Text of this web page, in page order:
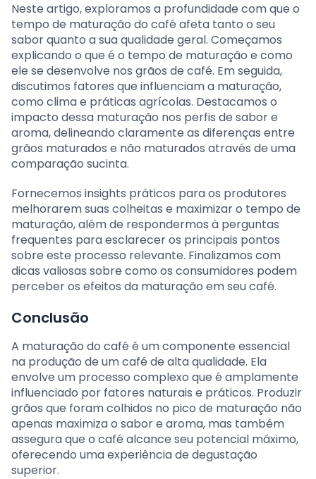
Neste artigo, exploramos a profundidade com que o
tempo de maturação do café afeta tanto o seu
sabor quanto a sua qualidade geral. Começamos
explicando o que é o tempo de maturação e como
ele se desenvolve nos grãos de café. Em seguida,
discutimos fatores que influenciam a maturação,
como clima e práticas agrícolas. Destacamos o
impacto dessa maturação nos perfis de sabor e
aroma, delineando claramente as diferenças entre
grãos maturados e não maturados através de uma
comparação sucinta.
Fornecemos insights práticos para os produtores
melhorarem suas colheitas e maximizar o tempo de
maturação, além de respondermos à perguntas
frequentes para esclarecer os principais pontos
sobre este processo relevante. Finalizamos com
dicas valiosas sobre como os consumidores podem
perceber os efeitos da maturação em seu café.
Conclusão
A maturação do café é um componente essencial
na produção de um café de alta qualidade. Ela
envolve um processo complexo que é amplamente
influenciado por fatores naturais e práticos. Produzir
grãos que foram colhidos no pico de maturação não
apenas maximiza o sabor e aroma, mas também
assegura que o café alcance seu potencial máximo,
oferecendo uma experiência de degustação
superior.